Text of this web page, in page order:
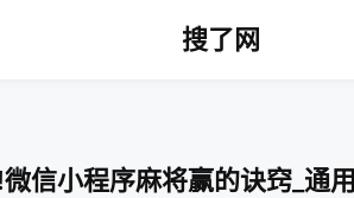
搜了网
信小程序麻将赢的诀窍_通